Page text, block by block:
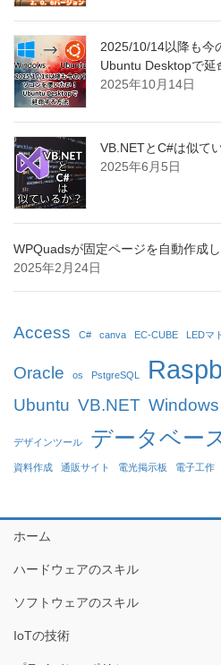
2025/10/14以降も今
Ubuntu Desktopで延
2025年10月14日
VB.NETとC#は似て
2025年6月5日
WPQuadsが固定ページを自動作成
2025年2月24日
Access C# canva EC-CUBE LEDマ
Oracle os PstgreSQL
Ubuntu VB.NET Windows
デザインツール データベー
資料作成 通販サイト 電光掲示板 電子工作
ホーム
ハードウェアのスキル
ソフトウェアのスキル
IoTの技術